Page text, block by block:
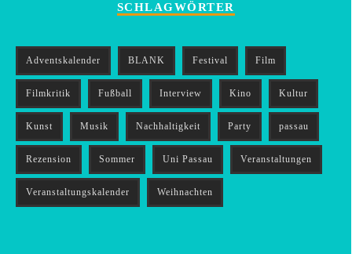
SCHLAGWÖRTER
Adventskalender BLANK Festival Film
Filmkritik Fußball Interview Kino Kultur
Kunst Musik Nachhaltigkeit Party passau
Rezension Sommer Uni Passau Veranstaltungen
Veranstaltungskalender Weihnachten